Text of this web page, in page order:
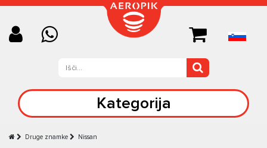
Kategorija
Druge znamke Nissan